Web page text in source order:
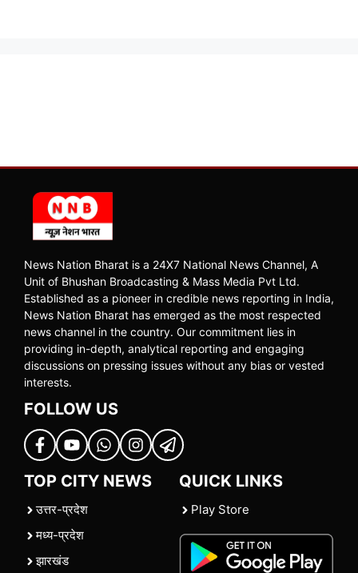
News Nation Bharat is a 24X7 National News Channel, A
Unit of Bhushan Broadcasting & Mass Media Pvt Ltd.
Established as a pioneer in credible news reporting in India,
News Nation Bharat has emerged as the most respected
news channel in the country. Our commitment lies in
providing in-depth, analytical reporting and engaging
discussions on pressing issues without any bias or vested
interests.
FOLLOW US
TOP CITY NEWS
उत्तर-प्रदेश
मध्य-प्रदेश
झारखंड
QUICK LINKS
Play Store